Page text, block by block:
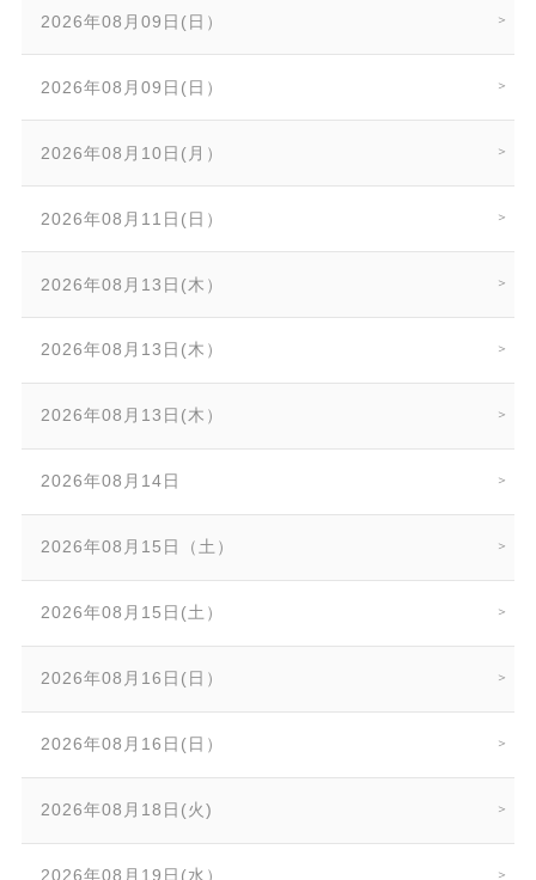
2026年08月09日(日）
2026年08月09日(日）
2026年08月10日(月）
2026年08月11日(日）
2026年08月13日(木）
2026年08月13日(木）
2026年08月13日(木）
2026年08月14日
2026年08月15日（土）
2026年08月15日(土）
2026年08月16日(日）
2026年08月16日(日）
2026年08月18日(火)
2026年08月19日(水）